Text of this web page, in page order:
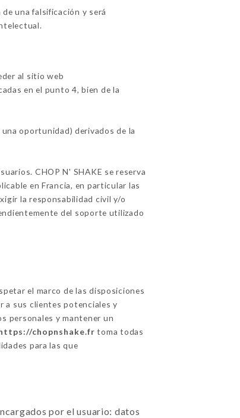
una falsificación y será
al sitio web
en el punto 4, bien de la
oportunidad) derivados de la
CHOP N' SHAKE se reserva
en Francia, en particular las
la responsabilidad civil y/o
del soporte utilizado
el marco de las disposiciones
a sus clientes potenciales y
personales y mantener un
chopnshake.fr toma todas
para las que
por el usuario: datos